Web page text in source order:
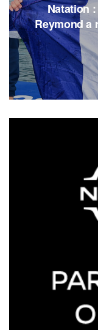
Natation
Reymond a